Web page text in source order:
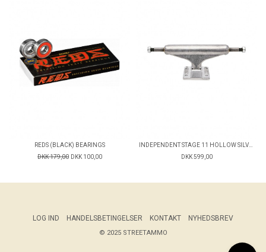
REDS (BLACK) BEARINGS
DKK 179,00 DKK 100,00
INDEPENDENT STAGE 11 HOLLOW SILVER TRUCKS
DKK 599,00
LOG IND HANDELSBETINGELSER KONTAKT NYHEDSBREV
© 2025 STREETAMMO